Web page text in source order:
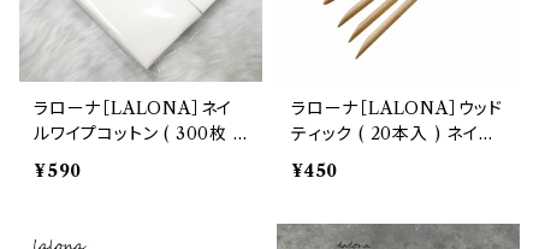
シリコンモールド
ラローナ［LALONA］ネイ
ルワイプコットン ( 300枚 )
ジェルネイル/ネイル/拭き取
りワイプ/毛羽立たない/ネイ
¥590
ラローナ［LALONA］ウッド
ティック ( 20本入 ) ネイル/
キューティクルケア/ウッド
スティック/オレンジスティッ
¥450